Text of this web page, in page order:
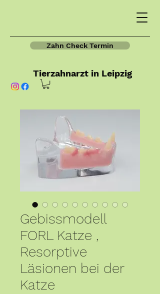
Tierzahnarzt in Leipzig
Zahn Check Termin
Gebissmodell
FORL Katze ,
Resorptive
Läsionen bei der
Katze